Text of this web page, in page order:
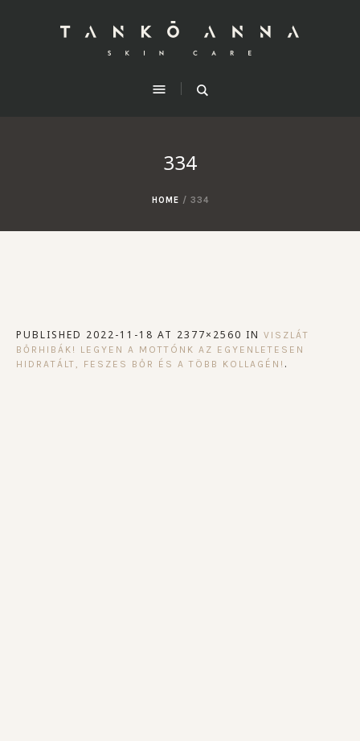
334
HOME / 334
PUBLISHED 2022-11-18 AT 2377×2560 IN VISZLÁT
BŐRHIBÁK! LEGYEN A MOTTÓNK AZ EGYENLETESEN
HIDRATÁLT, FESZES BŐR ÉS A TÖBB KOLLAGÉN! .